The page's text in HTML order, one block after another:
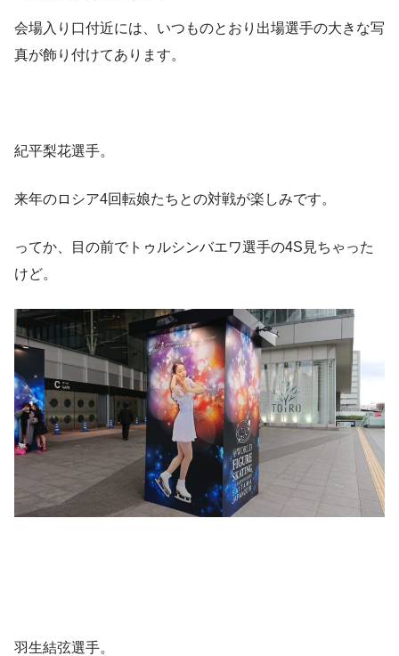
会場入り口付近には、いつものとおり出場選手の大きな写
真が飾り付けてあります。
紀平梨花選手。
来年のロシア4回転娘たちとの対戦が楽しみです。
ってか、目の前でトゥルシンバエワ選手の4S見ちゃった
けど。
羽生結弦選手。